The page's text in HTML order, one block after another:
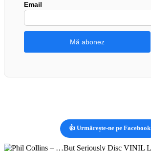
Email
👍 Urmărește-ne pe Facebook